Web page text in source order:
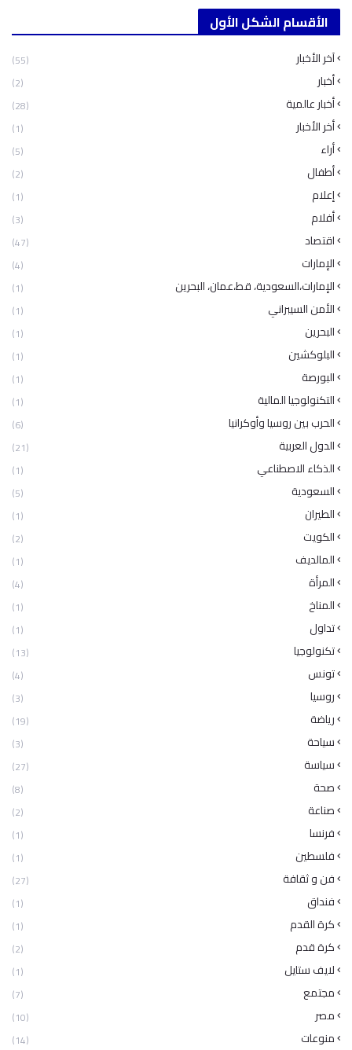
الأقسام الشكل الأول
آخر الأخبار (55)
أخبار (2)
أخبار عالمية (28)
أخر الأخبار (1)
أراء (5)
أطفال (2)
إعلام (1)
أفلام (3)
اقتصاد (47)
الإمارات (4)
الإمارات،السعودية، قط،عمان، البحرين (1)
الأمن السيبراني (1)
البحرين (1)
البلوكشين (1)
البورصة (1)
التكنولوجيا المالية (1)
الحرب بين روسيا وأوكرانيا (6)
الدول العربية (21)
الذكاء الاصطناعي (1)
السعودية (5)
الطيران (1)
الكويت (2)
المالديف (1)
المرأة (4)
المناخ (1)
تداول (1)
تكنولوجيا (13)
تونس (4)
روسيا (3)
رياضة (19)
سياحة (3)
سياسة (27)
صحة (8)
صناعة (2)
فرنسا (1)
فلسطين (1)
فن و ثقافة (27)
فنداق (1)
كرة القدم (1)
كرة قدم (2)
لايف ستايل (1)
مجتمع (7)
مصر (10)
منوعات (14)